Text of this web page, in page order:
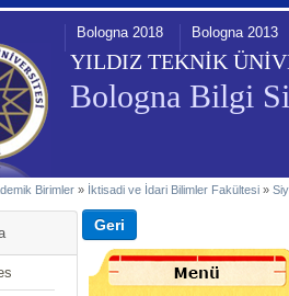
YILDIZ TEKNİK
Bologna Bilgi
Bologna 2018 Bologna 2013
Birimler » İktisadi ve İdari Bilimler Fakültesi »